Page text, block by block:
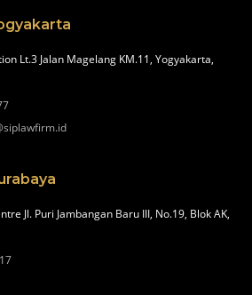
Lt.3 Jalan Magelang KM.11, Yogyakarta,
Jl. Puri Jambangan Baru III, No.19, Blok AK,